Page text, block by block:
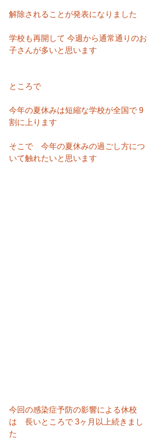
解除されることが発表になりました
学校も再開して 今週から通常通りのお
子さんが多いと思います
ところで
今年の夏休みは短縮な学校が全国で 9
割に上ります
そこで　今年の夏休みの過ごし方につ
いて触れたいと思います
今回の感染症予防の影響による休校
は　長いところで 3ヶ月以上続きまし
た